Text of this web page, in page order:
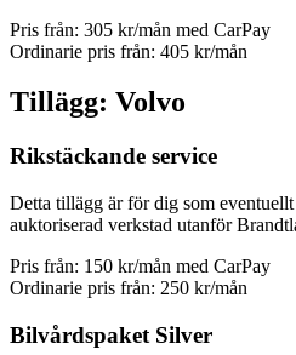
Pris från: 305 kr/mån med CarPay
Ordinarie pris från: 405 kr/mån
Tillägg: Volvo
Rikstäckande service
Detta tillägg är för dig som
auktoriserad verkstad utanför
Pris från: 150 kr/mån med CarPay
Ordinarie pris från: 250 kr/mån
Bilvårdspaket Silver